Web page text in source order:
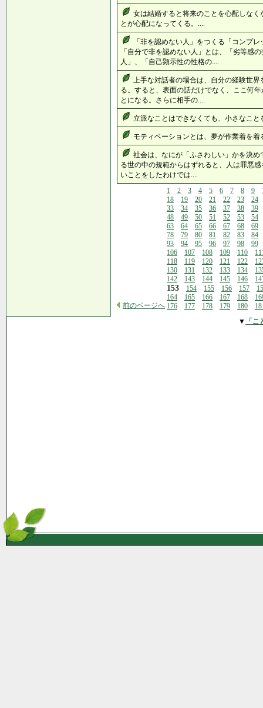
女は結婚すると将来のことを心配しな
とが心配になってくる。....
「非を認めない人」をつくる「コンプ
「自分で非を認めない人」とは、「劣等感
人」、「自己顕示性の性格の....
上手な対話者の場合は、自分の経験世
る。すると、表面の話だけでなく、ここ何
とになる。さらに相手の....
立派なことはできなくても、小さなこ
モティベーションとは、夢が作業着を
社会は、なにが「ふさわしい」かを決
る世の中の規範からはずれると、人は罪悪
いことをしたわけでは....
前のページへ
1 2 3 4 5 6 7 8 9
18
19 20 21 22 23
24
33
34 35 36 37 38
39
48
49 50 51 52 53
54
63
64 65 66 67 68
69
78
79 80 81 82 83
84
93
94 95 96 97 98
99
106
107 108 109 110
118
119 120 121 122
130
131 132 133 134
142
143 144 145 146
153 154 155 156 157
164
165 166 167 168
176
177 178 179 180
▼
「